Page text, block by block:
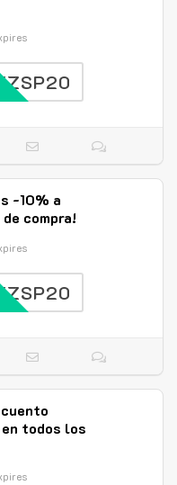
EZSP20
-10% a
compra!
EZSP20
todos los